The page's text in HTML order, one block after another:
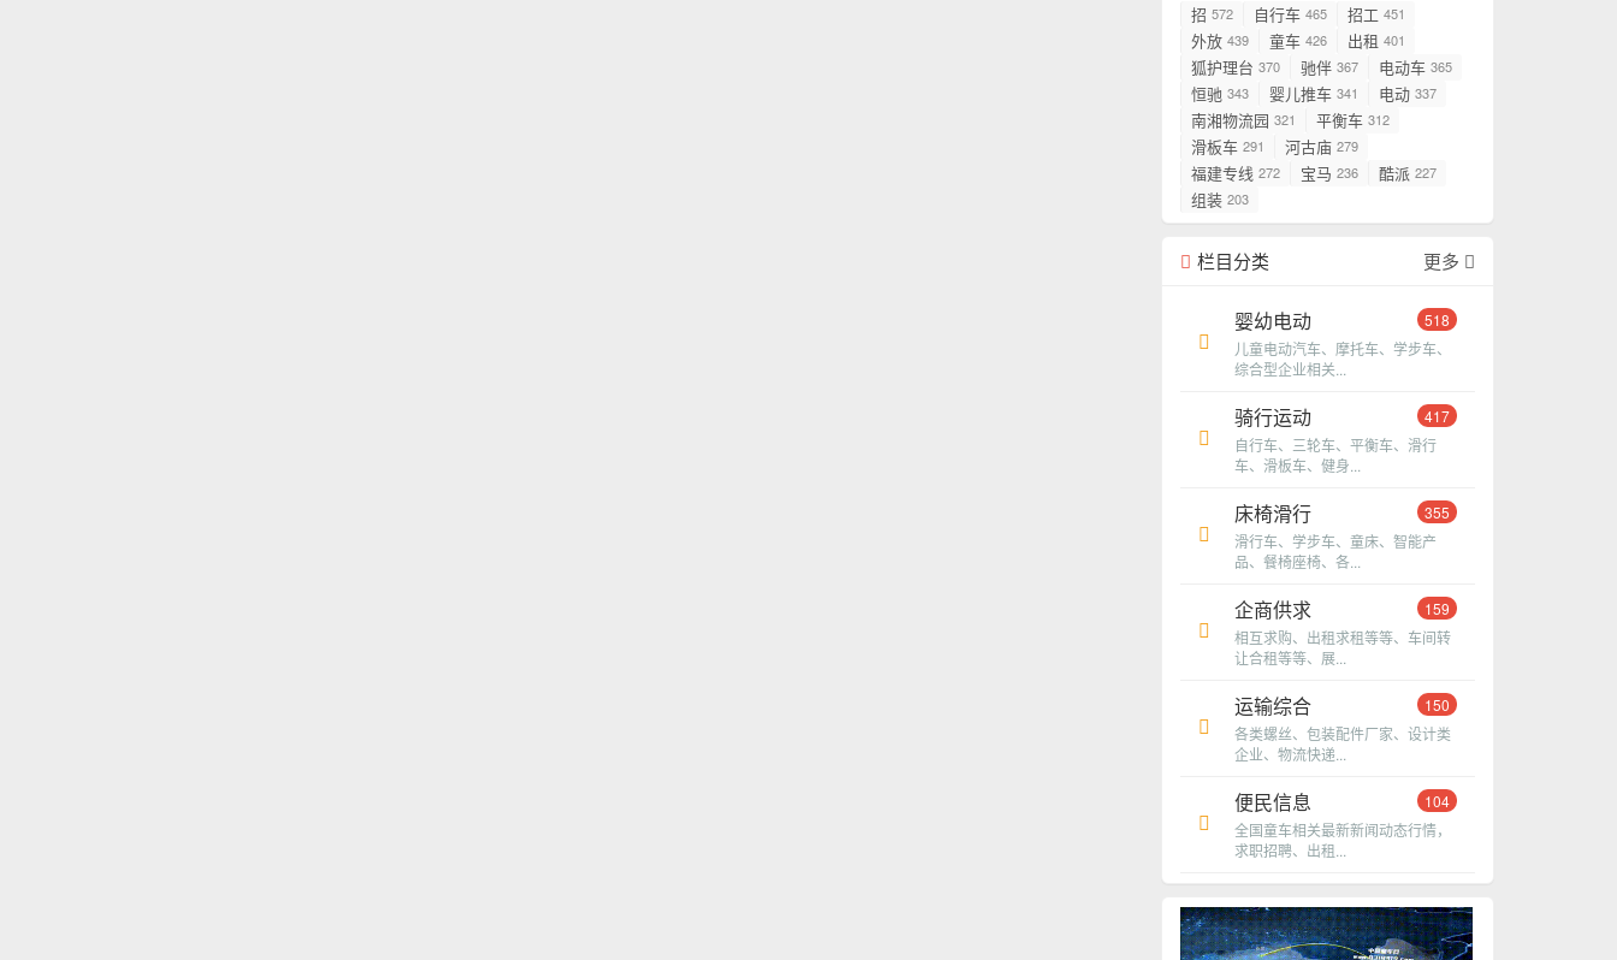
招 572 自行车 465 招工 451
外放 439 童车 426 出租 401
狐护理台 370 驰伴 367 电动车 365
恒驰 343 婴儿推车 341 电动 337
南湘物流园 321 平衡车 312
滑板车 291 河古庙 279
福建专线 272 宝马 236 酷派 227
组装 203
栏目分类 更多
婴幼电动
518
儿童电动汽车、摩托车、学步车、
综合型企业相关...
骑行运动
417
自行车、三轮车、平衡车、滑行
车、滑板车、健身...
床椅滑行
355
滑行车、学步车、童床、智能产
品、餐椅座椅、各...
企商供求
159
相互求购、出租求租等等、车间转
让合租等等、展...
运输综合
150
各类螺丝、包装配件厂家、设计类
企业、物流快递...
便民信息
104
全国童车相关最新新闻动态行情，
求职招聘、出租...